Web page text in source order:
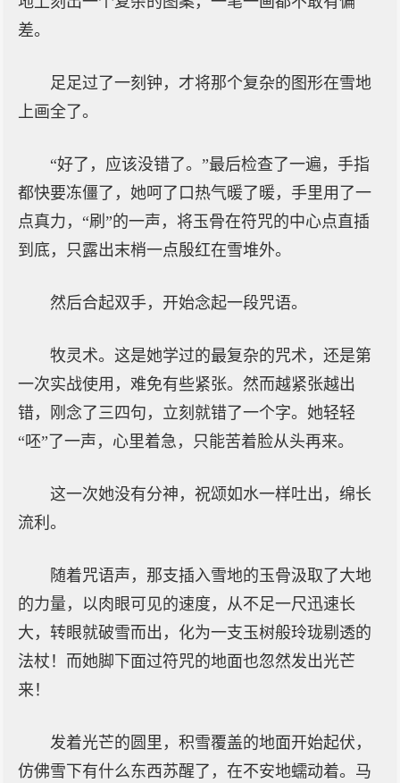
差。
足足过了一刻钟，才将那个复杂的图形在雪地
上画全了。
“好了，应该没错了。”最后检查了一遍，手指
都快要冻僵了，她呵了口热气暖了暖，手里用了一
点真力，“刷”的一声，将玉骨在符咒的中心点直插
到底，只露出末梢一点殷红在雪堆外。
然后合起双手，开始念起一段咒语。
牧灵术。这是她学过的最复杂的咒术，还是第
一次实战使用，难免有些紧张。然而越紧张越出
错，刚念了三四句，立刻就错了一个字。她轻轻
“呸”了一声，心里着急，只能苦着脸从头再来。
这一次她没有分神，祝颂如水一样吐出，绵长
流利。
随着咒语声，那支插入雪地的玉骨汲取了大地
的力量，以肉眼可见的速度，从不足一尺迅速长
大，转眼就破雪而出，化为一支玉树般玲珑剔透的
法杖！而她脚下面过符咒的地面也忽然发出光芒
来！
发着光芒的圆里，积雪覆盖的地面开始起伏，
仿佛雪下有什么东西苏醒了，在不安地蠕动着。马